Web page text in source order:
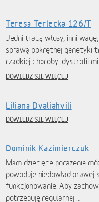
Teresa Terlecka 126/T
Jedni tracą włosy, inni
sprawą pokrętnej genetyki
rzadkiej choroby: dystrofii
DOWIEDZ SIĘ WIĘCEJ
Liliana Dvaliahvili
DOWIEDZ SIĘ WIĘCEJ
Dominik Kazimierczuk
Mam dziecięce porażenie
powoduje niedowład prawej
funkcjonowanie. Aby
potrzebuję regularnej …